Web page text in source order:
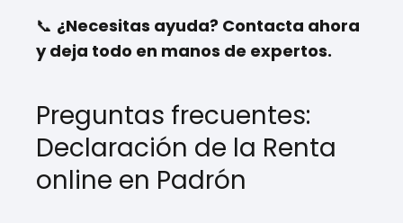
📞 ¿Necesitas ayuda? Contacta ahora
y deja todo en manos de expertos.
Preguntas frecuentes:
Declaración de la Renta
online en Padrón